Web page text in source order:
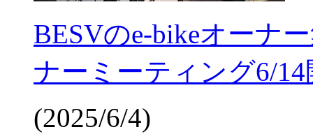
BESVのe-bikeオーナ
ナーミーティング6/14
(2025/6/4)